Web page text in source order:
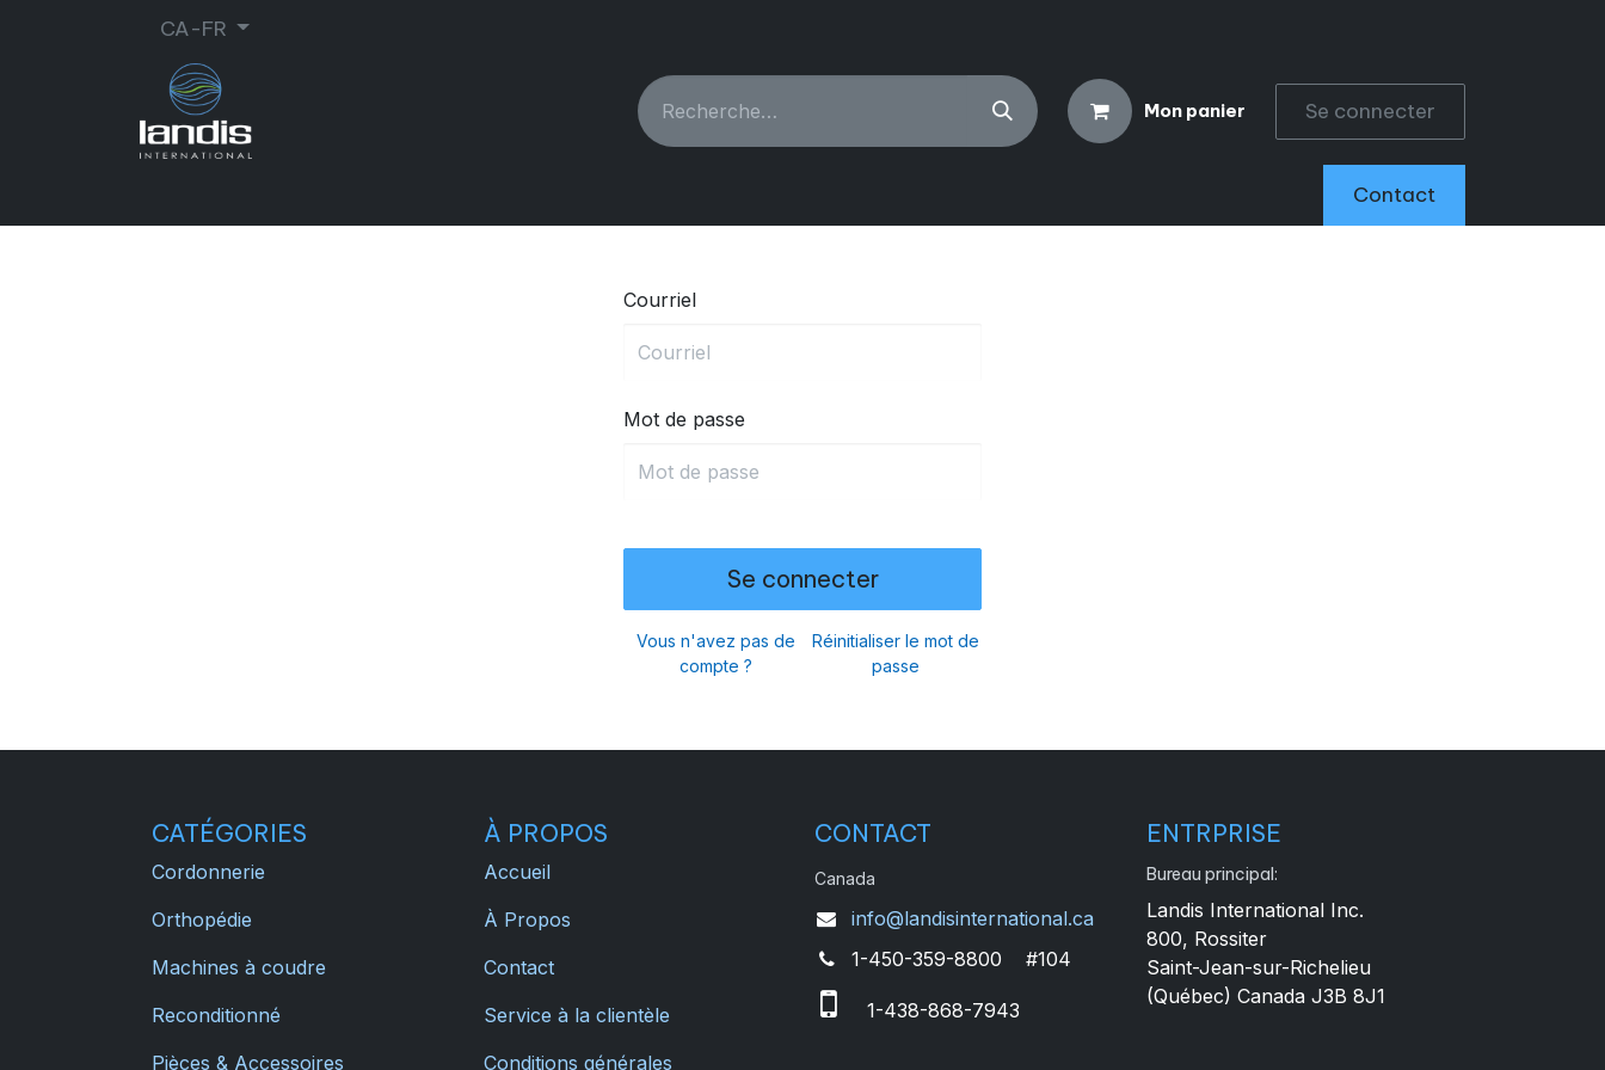
CA-FR
Mon panier Se connecter
Contact
Courriel
Mot de passe
Se connecter
Vous n'avez pas de
compte ?
Réinitialiser le mot de
passe
ENTRPRISE
Bureau principal:
Landis International Inc.
800, Rossiter
Saint-Jean-sur-Richelieu
(Québec) Canada J3B 8J1
CONTACT
Canada
info@landisinternational.ca
1-450-359-8800 #104
1-438-868-7943
À PROPOS
Accueil
À Propos
Contact
Service à la clientèle
Conditions générales
CATÉGORIES
Cordonnerie
Orthopédie
Machines à coudre
Reconditionné
Pièces & Accessoires